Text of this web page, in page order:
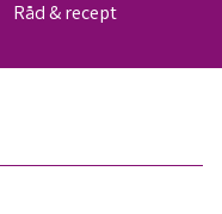
Råd & recept